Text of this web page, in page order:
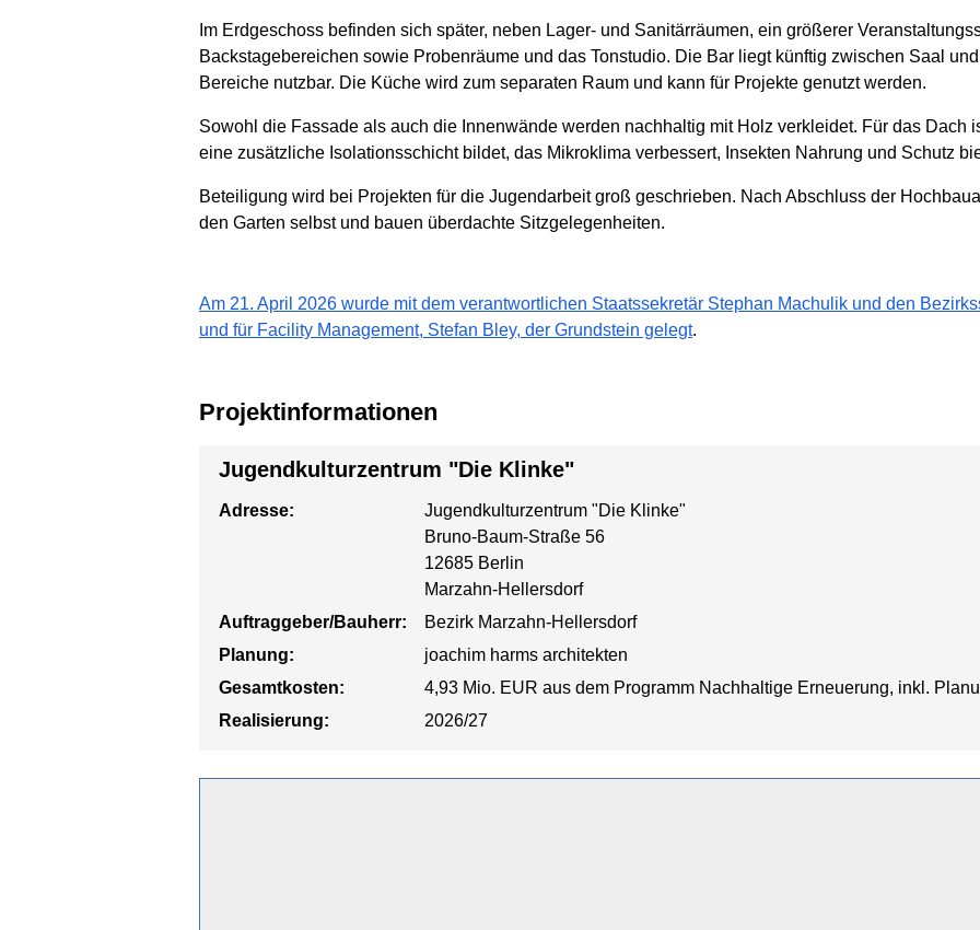
Im Erdgeschoss befinden sich später, neben Lager- und Sanitärräumen, ein größerer
Backstagebereichen sowie Probenräume und das Tonstudio. Die Bar liegt künftig zwischen Saal
Bereiche nutzbar. Die Küche wird zum separaten Raum und kann für Projekte genutzt werden.
Sowohl die Fassade als auch die Innenwände werden nachhaltig mit Holz verkleidet. Für das Dach
eine zusätzliche Isolationsschicht bildet, das Mikroklima verbessert, Insekten Nahrung und Schutz
Beteiligung wird bei Projekten für die Jugendarbeit groß geschrieben. Nach Abschluss der
den Garten selbst und bauen überdachte Sitzgelegenheiten.
Am 21. April 2026 wurde mit dem verantwortlichen Staatssekretär Stephan Machulik und den
und für Facility Management, Stefan Bley, der Grundstein gelegt.
Projektinformationen
Jugendkulturzentrum "Die Klinke"
Adresse:
Jugendkulturzentrum "Die Klinke"
Bruno-Baum-Straße 56
12685 Berlin
Marzahn-Hellersdorf
Auftraggeber/Bauherr:
Bezirk Marzahn-Hellersdorf
Planung:
joachim harms architekten
Gesamtkosten:
4,93 Mio. EUR aus dem Programm Nachhaltige Erneuerung, inkl.
Realisierung:
2026/27